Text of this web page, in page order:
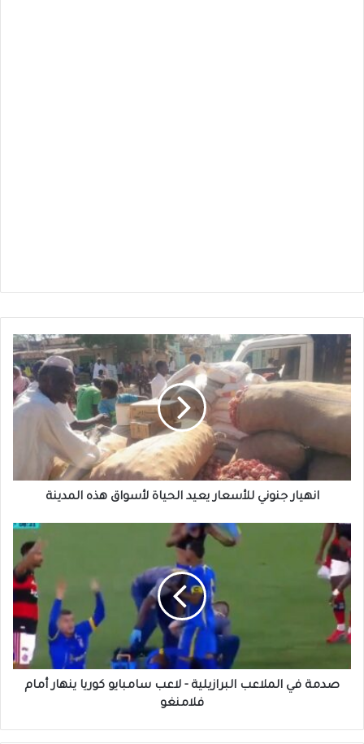
انهيار
جنوني
للأسعار
يعيد
الحياة
انهيار جنوني للأسعار يعيد الحياة لأسواق هذه المدينة
صدمة
في
الملاعب
البرازيلية
لاعب
سامبايو
ينهار
أمامصدمة في الملاعب البرازيلية - لاعب سامبايو كوريا ينهار أمام
فلامنغو